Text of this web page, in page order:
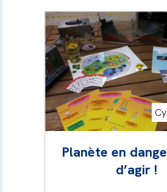
Planète en
d’agir !